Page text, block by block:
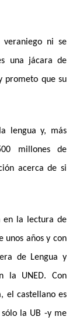
veraniego ni se
una jácara de
prometo que su
lengua y, más
millones de
acerca de si
en la lectura de
unos años y con
de Lengua y
la UNED. Con
el castellano es
la UB -y me